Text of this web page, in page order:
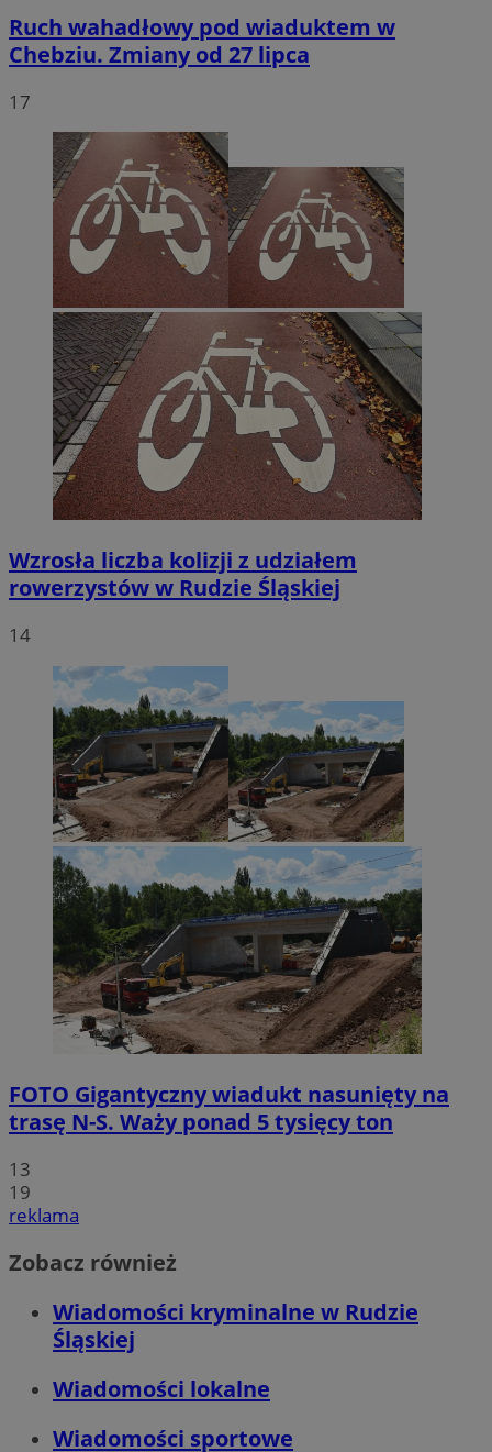
Ruch wahadłowy pod wiaduktem w
Chebziu. Zmiany od 27 lipca
17
Wzrosła liczba kolizji z udziałem
rowerzystów w Rudzie Śląskiej
14
FOTO Gigantyczny wiadukt nasunięty na
trasę N-S. Waży ponad 5 tysięcy ton
13
19
reklama
Zobacz również
Wiadomości kryminalne w Rudzie
Śląskiej
Wiadomości lokalne
Wiadomości sportowe